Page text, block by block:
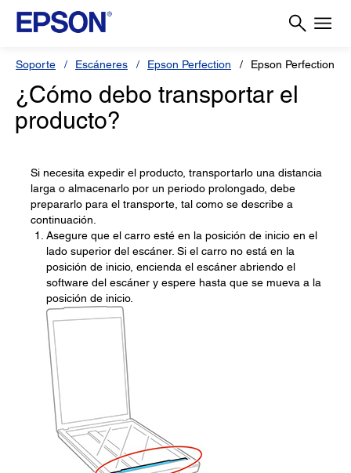
Soporte Escáneres Epson Perfection Epson Perfection
¿Cómo debo transportar el
producto?
Si necesita expedir el producto, transportarlo una distancia
larga o almacenarlo por un periodo prolongado, debe
prepararlo para el transporte, tal como se describe a
continuación.
Asegure que el carro esté en la posición de inicio en el
lado superior del escáner. Si el carro no está en la
posición de inicio, encienda el escáner abriendo el
software del escáner y espere hasta que se mueva a la
posición de inicio.